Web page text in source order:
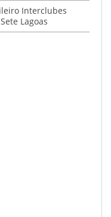
Interclubes
Lagoas